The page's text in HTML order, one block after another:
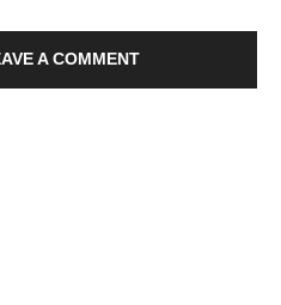
A COMMENT